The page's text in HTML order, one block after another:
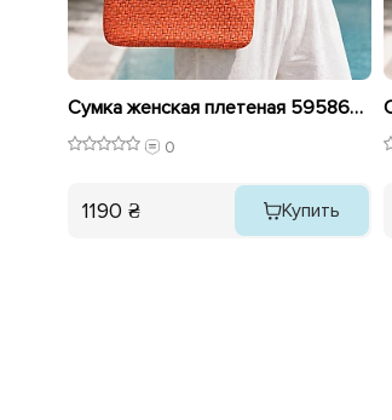
Сумка женская плетеная 595863 Коричневая.
0
1190 ₴ Купить